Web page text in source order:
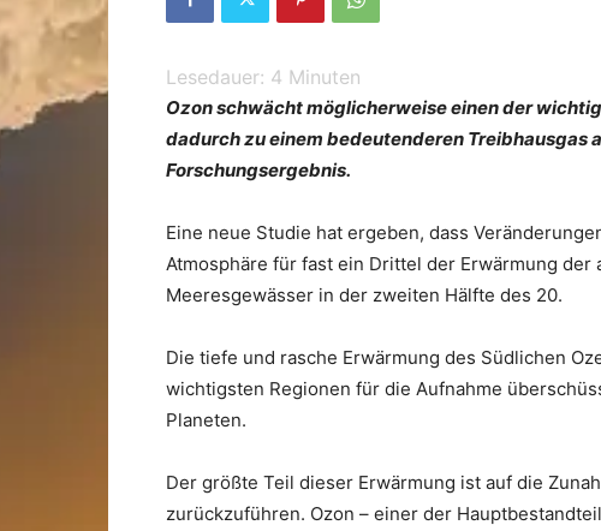
Lesedauer: 4 Minuten
Ozon schwächt möglicherweise einen der
dadurch zu einem bedeutenderen Treibhausgas
Forschungsergebnis.
Eine neue Studie hat ergeben, dass
Atmosphäre für fast ein Drittel der Erwärmung der
Meeresgewässer in der zweiten Hälfte des 20.
Die tiefe und rasche Erwärmung des Südlichen
wichtigsten Regionen für die Aufnahme
Planeten.
Der größte Teil dieser Erwärmung ist auf die
zurückzuführen. Ozon – einer der